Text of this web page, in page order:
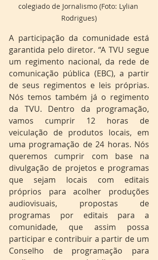
colegiado de Jornalismo (Foto: Lylian
Rodrigues)
A participação da comunidade está
garantida pelo diretor. “A TVU segue
um regimento nacional, da rede de
comunicação pública (EBC), a partir
de seus regimentos e leis próprias.
Nós temos também já o regimento
da TVU. Dentro da programação,
vamos cumprir 12 horas de
veiculação de produtos locais, em
uma programação de 24 horas. Nós
queremos cumprir com base na
divulgação de projetos e programas
que sejam locais com editais
próprios para acolher produções
audiovisuais, propostas de
programas por editais para a
comunidade, que assim possa
participar e contribuir a partir de um
Conselho de programação para